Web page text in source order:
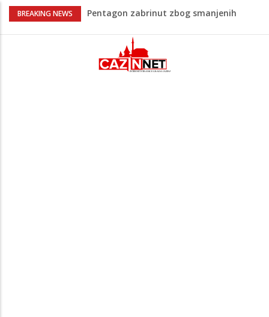
BREAKING NEWS
Pentagon zabrinut zbog smanjenih
proizvodnje
U FBiH nema jedinstvene evidencije o
povučenom mesu, inspektori za pola